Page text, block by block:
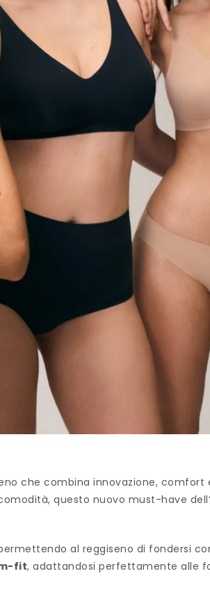
che combina innovazione, comfort
questo nuovo must-have
al reggiseno di fondersi
fit, adattandosi perfettamente alle